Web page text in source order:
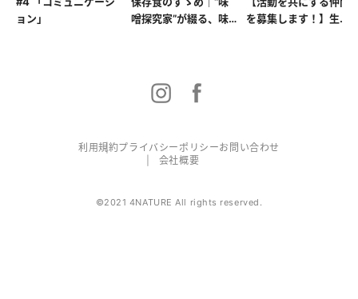
ョン」
噌探究家”が綴る、味
を募集します！】生産
利用規約プライバシーポリシーお問い合わせ
会社概要
©2021 4NATURE All rights reserved.